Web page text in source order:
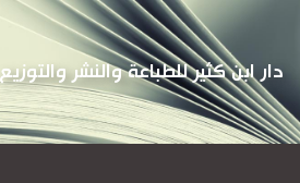
دار ابن كثير للطباعة والنشر والتوزيع